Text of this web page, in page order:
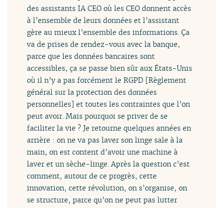
des assistants IA CEO où les CEO donnent accès
à l’ensemble de leurs données et l’assistant
gère au mieux l’ensemble des informations. Ça
va de prises de rendez-vous avec la banque,
parce que les données bancaires sont
accessibles, ça se passe bien sûr aux États-Unis
où il n’y a pas forcément le RGPD [Règlement
général sur la protection des données
personnelles] et toutes les contraintes que l’on
peut avoir. Mais pourquoi se priver de se
faciliter la vie ? Je retourne quelques années en
arrière : on ne va pas laver son linge sale à la
main, on est content d’avoir une machine à
laver et un sèche-linge. Après la question c’est
comment, autour de ce progrès, cette
innovation, cette révolution, on s’organise, on
se structure, parce qu’on ne peut pas lutter